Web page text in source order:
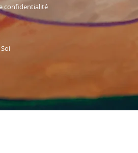
confidentialité